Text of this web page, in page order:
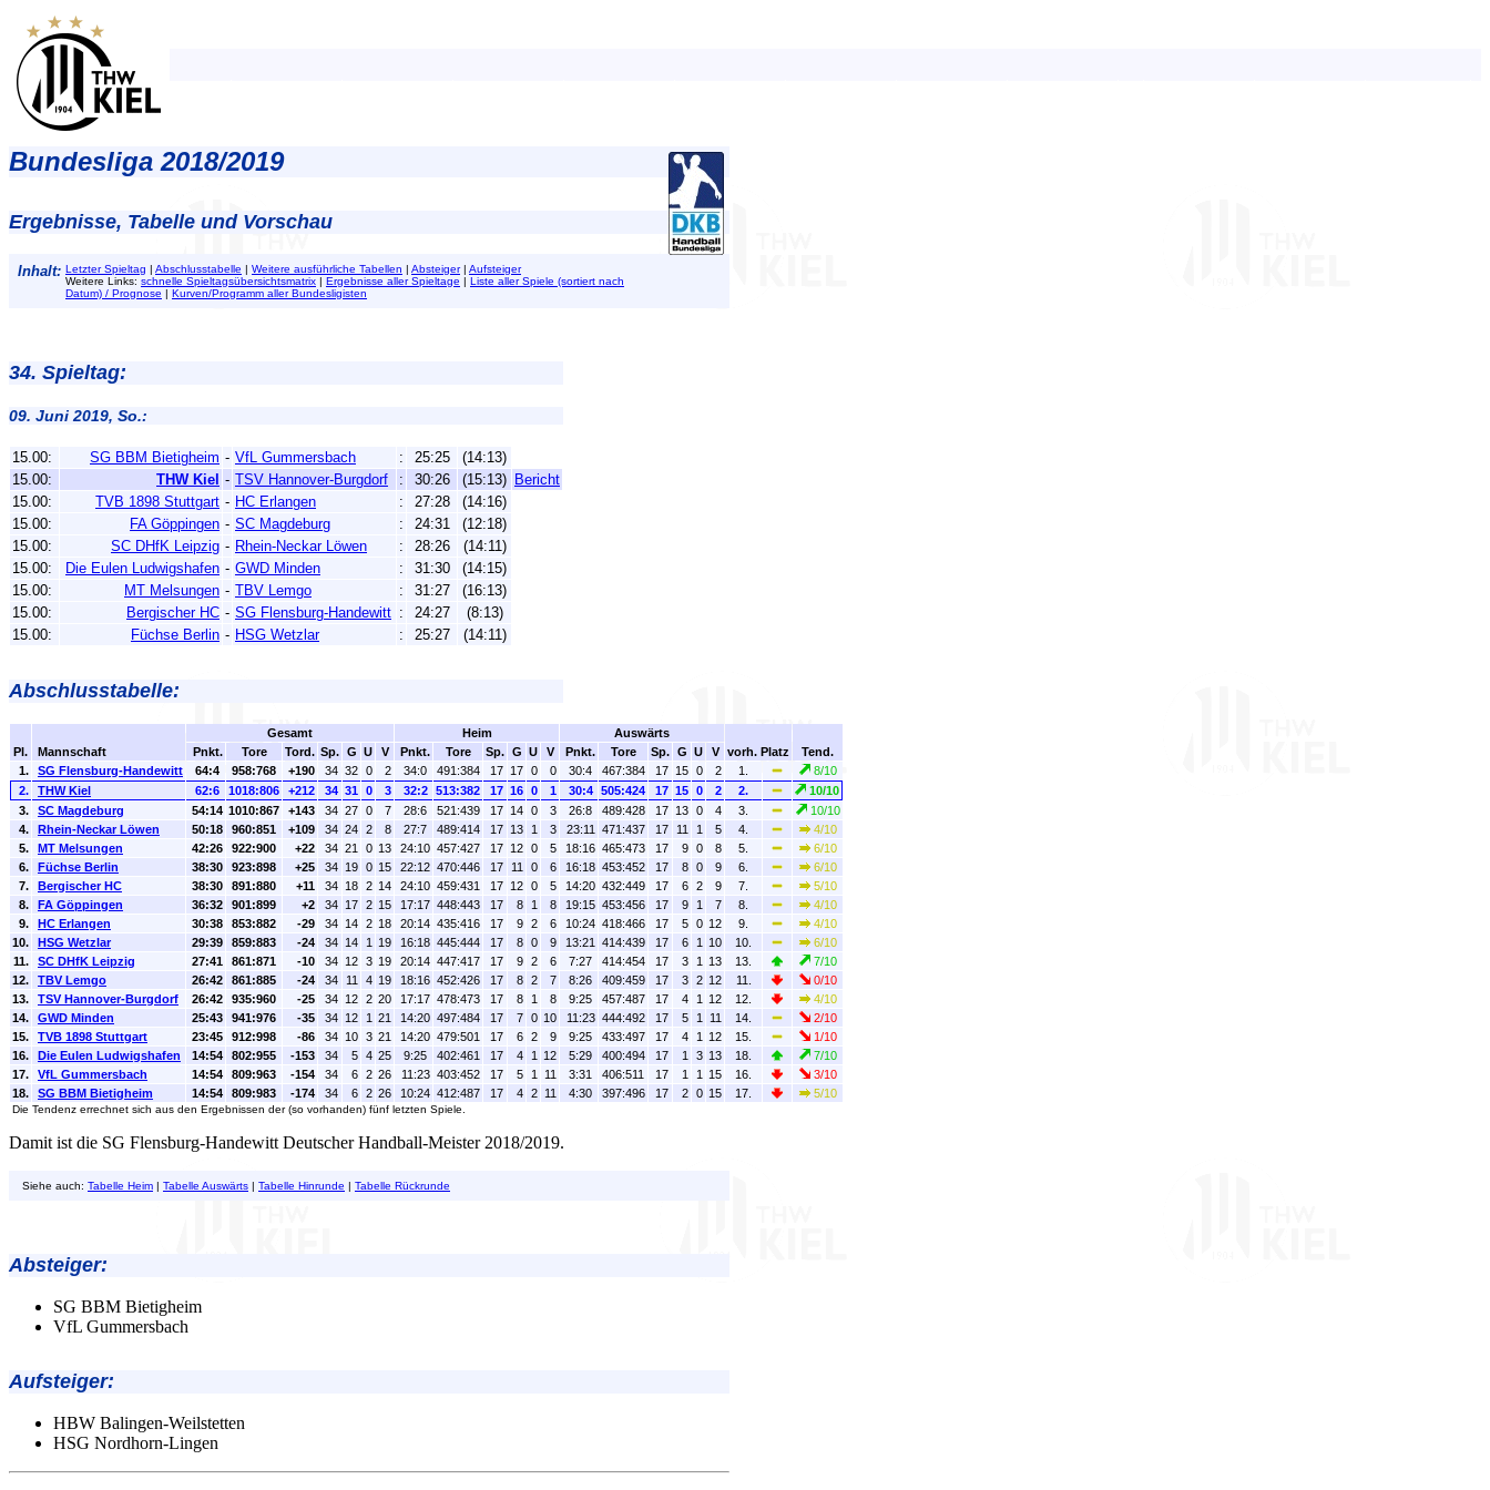
Bundesliga 2018/2019
Ergebnisse, Tabelle und Vorschau
Inhalt: Letzter Spieltag | Abschlusstabelle | Weitere ausführliche Tabellen | Absteiger| Aufsteiger
Weitere Links: schnelle Spieltagsübersichtsmatrix | Ergebnisse aller Spieltage | Liste aller Spiele (sortiert nach
Datum) / Prognose | Kurven/Programm aller Bundesligisten
34. Spieltag:
09. Juni 2019, So.:
15.00: SG BBM Bietigheim - VfL Gummersbach : 25:25
(14:13)
15.00:
THW Kiel - TSV Hannover-Burgdorf : 30:26 (15:13) Bericht
15.00:
TVB 1898 Stuttgart - HC Erlangen : 27:28
(14:16)
15.00:
FA Göppingen - SC Magdeburg : 24:31
(12:18)
15.00:
SC DHfK Leipzig - Rhein-Neckar Löwen : 28:26
(14:11)
15.00:
Die Eulen Ludwigshafen - GWD Minden : 31:30
(14:15)
15.00:
MT Melsungen - TBV Lemgo : 31:27
(16:13)
15.00:
Bergischer HC - SG Flensburg-Handewitt : 24:27
(8:13)
15.00:
Füchse Berlin - HSG Wetzlar : 25:27 (14:11)
Abschlusstabelle:
Pl. Mannschaft
Gesamt Heim
Auswärts
vorh. Platz
Tend.
Pnkt. Tore Tord. Sp. G U V Pnkt. Tore Sp. G U V Pnkt. Tore Sp. G U
V
1.
SG Flensburg-Handewitt 64:4 958:768 +190 34 32 0 2 34:0 491:384 17 17 0 0 30:4 467:384 17 15 0 2 1.
8/10
2.
THW Kiel 62:6 1018:806 +212 34 31 0 3 32:2 513:382 17 16 0 1 30:4 505:424 17 15 0 2 2.
10/10
3.
SC Magdeburg 54:14 1010:867 +143 34 27 0 7 28:6 521:439 17 14 0 3 26:8 489:428 17 13 0 4 3.
10/10
4.
Rhein-Neckar Löwen 50:18 960:851 +109 34 24 2 8 27:7 489:414 17 13 1 3 23:11 471:437 17 11 1 5 4.
4/10
5.
MT Melsungen 42:26 922:900 +22 34 21 0 13 24:10 457:427 17 12 0 5 18:16 465:473 17 9 0 8 5.
6/10
6.
Füchse Berlin 38:30 923:898 +25 34 19 0 15 22:12 470:446 17 11 0 6 16:18 453:452 17 8 0 9 6.
6/10
7.
Bergischer HC 38:30 891:880 +11 34 18 2 14 24:10 459:431 17 12 0 5 14:20 432:449 17 6 2 9 7.
5/10
8.
FA Göppingen 36:32 901:899 +2 34 17 2 15 17:17 448:443 17 8 1 8 19:15 453:456 17 9 1 7 8.
4/10
9.
HC Erlangen 30:38 853:882 -29 34 14 2 18 20:14 435:416 17 9 2 6 10:24 418:466 17 5 0 12 9.
4/10
10.
HSG Wetzlar 29:39 859:883 -24 34 14 1 19 16:18 445:444 17 8 0 9 13:21 414:439 17 6 1 10 10.
6/10
11.
SC DHfK Leipzig 27:41 861:871 -10 34 12 3 19 20:14 447:417 17 9 2 6 7:27 414:454 17 3 1 13 13.
7/10
12.
TBV Lemgo 26:42 861:885 -24 34 11 4 19 18:16 452:426 17 8 2 7 8:26 409:459 17 3 2 12 11.
0/10
13.
TSV Hannover-Burgdorf 26:42 935:960 -25 34 12 2 20 17:17 478:473 17 8 1 8 9:25 457:487 17 4 1 12 12.
4/10
14.
GWD Minden 25:43 941:976 -35 34 12 1 21 14:20 497:484 17 7 0 10 11:23 444:492 17 5 1 11 14.
2/10
15.
TVB 1898 Stuttgart 23:45 912:998 -86 34 10 3 21 14:20 479:501 17 6 2 9 9:25 433:497 17 4 1 12 15.
1/10
16.
Die Eulen Ludwigshafen 14:54 802:955 -153 34 5 4 25 9:25 402:461 17 4 1 12 5:29 400:494 17 1 3 13 18.
7/10
17.
VfL Gummersbach 14:54 809:963 -154 34 6 2 26 11:23 403:452 17 5 1 11 3:31 406:511 17 1 1 15 16.
3/10
18.
SG BBM Bietigheim 14:54 809:983 -174 34 6 2 26 10:24 412:487 17 4 2 11 4:30 397:496 17 2 0 15 17. 5/10
Die Tendenz errechnet sich aus den Ergebnissen der (so vorhanden) fünf letzten Spiele.
Damit ist die SG Flensburg-Handewitt Deutscher Handball-Meister 2018/2019.
Siehe auch: Tabelle Heim | Tabelle Auswärts | Tabelle Hinrunde | Tabelle Rückrunde
Absteiger:
SG BBM Bietigheim
VfL Gummersbach
Aufsteiger:
HBW Balingen-Weilstetten
HSG Nordhorn-Lingen